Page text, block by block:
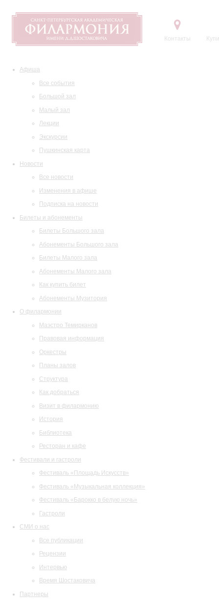
Контакты
Афиша
Все события
Большой зал
Малый зал
Лекции
Экскурсии
Пушкинская карта
Новости
Все новости
Изменения в афише
Подписка на новости
Билеты и абонементы
Билеты Большого зала
Абонементы Большого зала
Билеты Малого зала
Абонементы Малого зала
Как купить билет
Абонементы Музитория
О филармонии
Маэстро Темирканов
Правовая информация
Оркестры
Планы залов
Структура
Как добраться
Визит в филармонию
История
Библиотека
Ресторан и кафе
Фестивали и гастроли
Фестиваль «Площадь Искусств»
Фестиваль «Музыкальная коллекция»
Фестиваль «Барокко в белую ночь»
Гастроли
СМИ о нас
Все публикации
Рецензии
Интервью
Время Шостаковича
Партнеры